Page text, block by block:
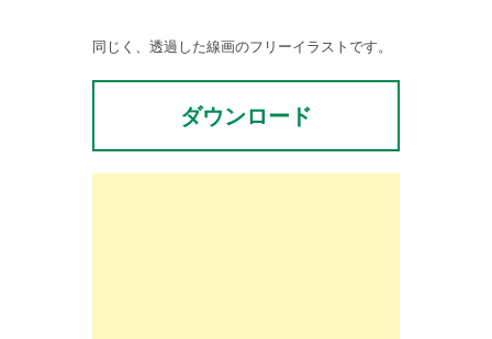
同じく、透過した線画のフリーイラストです。
ダウンロード